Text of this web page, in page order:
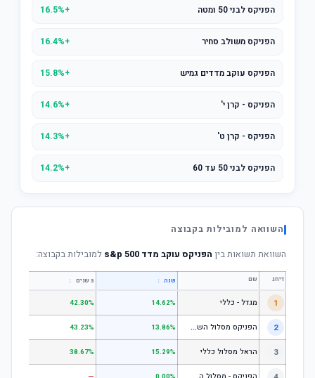
הפניקס לבני 50 ומטה +16.5%
הפניקס משולב סחיר +16.4%
הפניקס עוקב מדדים גמיש +15.8%
הפניקס - קרן י' +14.6%
הפניקס - קרן ט' +14.3%
הפניקס לבני 50 עד 60 +14.2%
השוואה למובילות בקבוצה
השוואת תשואות בין הפניקס עוקב מדד s&p 500 למובילות בקבוצה:
דירוג שם שנה ↕ 3 שנים ↕
1 מגדל - כללי 14.62%
42.30%
2 ה
פניקס מסלול השקעה כללי 13.86%
43.23%
3 הראל מסלול כללי 15.29%
38.67%